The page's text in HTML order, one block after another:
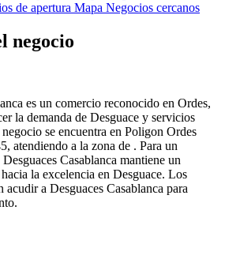
de apertura Mapa Negocios cercanos
negocio
es un comercio reconocido en Ordes,
la demanda de Desguace y servicios
se encuentra en Poligon Ordes
atendiendo a la zona de . Para un
Casablanca mantiene un
la excelencia en Desguace. Los
acudir a Desguaces Casablanca para